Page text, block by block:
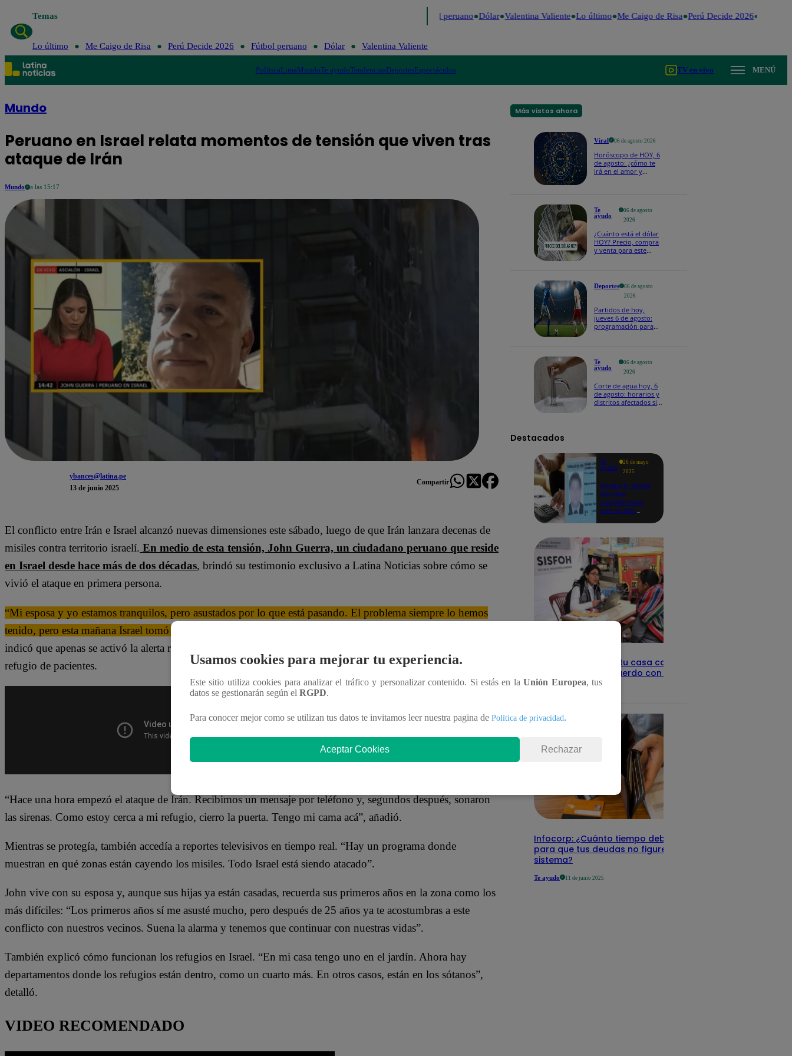
Temas Fútbol peruano Dólar Valentina Valiente Lo último Me Caigo de Risa Perú Decide 2026 Fútbol
Lo último Me Caigo de Risa Perú Decide 2026 Fútbol peruano Dólar Valentina Valiente
PolíticaLimaMundoTe ayudoTendenciasDeportesEspectáculos TV en vivo MENÚ
Mundo
Peruano en Israel relata momentos de tensión que viven tras
ataque de Irán
Mundo a las 15:17
ybances@latina.pe
13 de junio 2025
Compartir
El conflicto entre Irán e Israel alcanzó nuevas dimensiones este sábado, luego de que Irán lanzara decenas de
misiles contra territorio israelí. En medio de esta tensión, John Guerra, un ciudadano peruano que reside
en Israel desde hace más de dos décadas, brindó su testimonio exclusivo a Latina Noticias sobre cómo se
vivió el ataque en primera persona.
“Mi esposa y yo estamos tranquilos, pero asustados por lo que está pasando. El problema siempre lo hemos
tenido, pero esta mañana Israel tomó la decisión de atacar a Irán”,
indicó que apenas se activó la alerta roja fue convocado a su centro de labores para preparar el sótano como
refugio de pacientes.
“Hace una hora empezó el ataque de Irán. Recibimos un mensaje por teléfono y, segundos después, sonaron
las sirenas. Como estoy cerca a mi refugio, cierro la puerta. Tengo mi cama acá”, añadió.
Mientras se protegía, también accedía a reportes televisivos en tiempo real. “Hay un programa donde
muestran en qué zonas están cayendo los misiles. Todo Israel está siendo atacado”.
John vive con su esposa y, aunque sus hijas ya están casadas, recuerda sus primeros años en la zona como los
más difíciles: “Los primeros años sí me asusté mucho, pero después de 25 años ya te acostumbras a este
conflicto con nuestros vecinos. Suena la alarma y tenemos que continuar con nuestras vidas”.
También explicó cómo funcionan los refugios en Israel. “En mi casa tengo uno en el jardín. Ahora hay
departamentos donde los refugios están dentro, como un cuarto más. En otros casos, están en los sótanos”,
detalló.
VIDEO RECOMENDADO
Más vistos ahora
Viral 06 de agosto 2026
Horóscopo de HOY, 6
de agosto: ¿cómo te
irá en el amor y
Te
ayudo
06 de agosto
2026
¿Cuánto está el dólar
HOY? Precio, compra
y venta para este
Deportes
06 de agosto
2026
Partidos de hoy,
jueves 6 de agosto:
programación para
Te
ayudo
06 de agosto
2026
Corte de agua hoy, 6
de agosto: horarios y
distritos afectados sin
Destacados
Te
ayudo
26 de mayo
2025
Revisa si tienes
deudas
consultando
con tu DNI:
detalles
Revisa con tu DNI si tu casa califica
como pobre, de acuerdo con el Sisfoh
Infocorp: ¿Cuánto tiempo debe pasar
para que tus deudas no figuren en su
sistema?
Te ayudo 11 de junio 2025
Usamos cookies para mejorar tu experiencia.
Este sitio utiliza cookies para analizar el tráfico y personalizar contenido. Si estás en laUnión Europea, tus
datos se gestionarán según el RGPD.
Para conocer mejor como se utilizan tus datos te invitamos leer nuestra pagina de Política de privacidad.
Aceptar Cookies Rechazar